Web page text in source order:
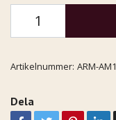
Artikelnummer: ARM-AM1
Dela